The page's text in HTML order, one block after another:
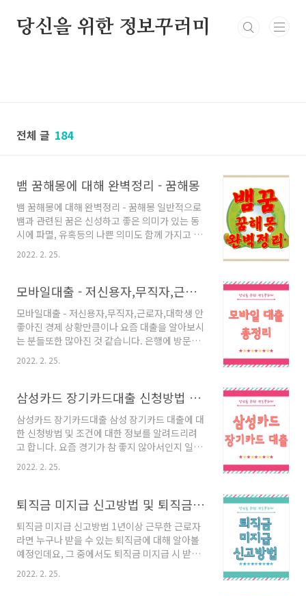
당신을 위한 정보꾸러미
전체 글 184
뱀 꿈해몽에 대해 완벽정리 - 꿈해몽
뱀 꿈해몽에 대해 완벽정리 - 꿈해몽 일반적으로
뱀과 관련된 꿈은 신성하고 좋은 의미가 있는 동
시에 파멸, 유혹등의 나쁜 의미도 함께 가지고 있
습니다. 여러가지 상활별로 뱀 꿈해몽에 대해 총
정리 해보겠습니다. 1. 태몽 ◆ 문안으로 들어온
은쪽입니다. 머리가 좋고 총명한 아이를 갖게 된
다는 의미가 있으며 재물이 생길 징조라고 합니
다. 2. 재물관련 ◆ 집안에 있던 뱀이 밖으로 나갔
다. 재물이 빠져 나가게 된다는 의미가 있음으로
재산 관리를 잘 하셔야 합니다. ◆ 뱀이 나를 공격
했다 길몽으로 해석합니다. 재물이 들어오거나
이나 권력이 생기게 된다라는 좋은 의미입니다...
2022. 2. 25.
모바일대출 - 저신용자,무직자,근로자,대학생 총정리
모바일대출 - 저신용자,무직자,근로자,대학생 안
좋아진 경제 상황만큼이나 요즘 대출을 알아보시
는 분들또한 많아진 것 같습니다. 은행에 방문할
시간이 없거나, 자금마련을 위해, 급전이 필요한
경우 등 모바일로 간편하게 대출을 신청할 수 있
직자, 근로자, 대학생 누구나 대출 받을 수 있는
하게 이용할 수 있는 모바일 대출 상품을 확인해
보시기 바랍니다. 목차 모바일 대출상품 직장인
을 위한 모바일 대출 개인사업자를 위한 모바일
대출 무직자를 위한 모바일 대출 1. 모바일 대출
르게 비상금 소액대출이 가능한 점이 장점이라고
할 수 있..
2022. 2. 25.
삼성카드 장기카드대출 신청방법 및 조건 알아보기
삼성카드 장기카드대출 삼성 장기카드 대출에 대
한 신청방법 및 조건에 대한 정보를 알려드리려
고 합니다. 요즘 경기가 참 좋지 않아서인지 일반
적으론 신용카드를 많이 이용하고 있습니다. 때
문에 장기카드대출처럼 간편한 서비스를 먼저 찾
도 발송되는지 소소하게 궁금한 점이 꽤 많은편
입니다. 절차가 간편하기 때문에 제일먼저 알아
보는 삼성카드 장기카드대출이 힘들다면 무료상
담신청을 통해 웰컴론이나 캐피탈담보, ok저축
은행, 정부 지원등을 함께 알아보기도 합니다. 카
드론은 장기카드상품으로 간편하게 이용할 수 있
2022. 2. 25.
퇴직금 미지급 신고방법 및 퇴직금 계산방법 <총정리>
퇴직금 미지급 신고방법 1년이상 근무한 근로자
라면 누구나 받을 수 있는 퇴직금에 대해 알아볼
예정인데요, 그 중에서도 퇴직금 미지급 시 받을
인 분들이라면 퇴직을 하기 전 한번쯤은 퇴직금
2022. 2. 25.